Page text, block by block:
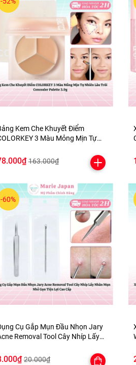
Kem Che Khuyết Điểm
3 Màu Mỏng Mịn Tự
163.000₫
-60%
Cụ Gắp Mụn Đầu Nhọn Jary
Removal Tool Cây Nhíp Lấy
20.000₫